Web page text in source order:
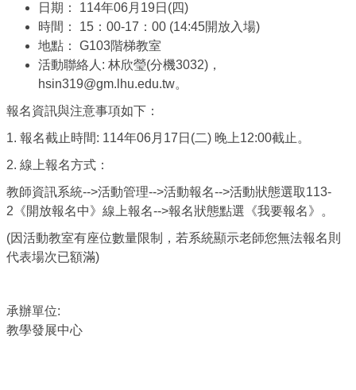
日期： 114年06月19日(四)
時間： 15：00-17：00 (14:45開放入場)
地點： G103階梯教室
活動聯絡人: 林欣瑩(分機3032)，
hsin319@gm.lhu.edu.tw。
報名資訊與注意事項如下：
1. 報名截止時間: 114年06月17日(二) 晚上12:00截止。
2. 線上報名方式：
教師資訊系統-->活動管理-->活動報名-->活動狀態選取113-
2《開放報名中》線上報名-->報名狀態點選《我要報名》。
(因活動教室有座位數量限制，若系統顯示老師您無法報名則
代表場次已額滿)
承辦單位:
教學發展中心